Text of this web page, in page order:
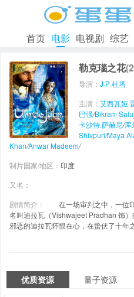
首页 电影 电视剧 综艺
勒克瑙之花
导演： J·P·杜塔
主演： 艾西瓦娅·
巴强/Bikram
卡沙特.萨赫尼/库
Shivpuri/Maya
Khan/Anwar Madeem/
制片国家/地区： 印度
又名：
剧情简介：
在一场审判之中，一位
名叫迪拉瓦（Vishwajeet Pradhan 饰）
邪恶的迪拉瓦怀恨在心，在蛰伏了十年
优质资源 量子资源